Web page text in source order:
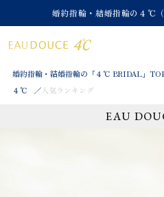
婚約指輪・結婚指輪の４℃
婚約指輪・結婚指輪の「４℃ BRIDAL」
４℃
人気ランキング
EAU